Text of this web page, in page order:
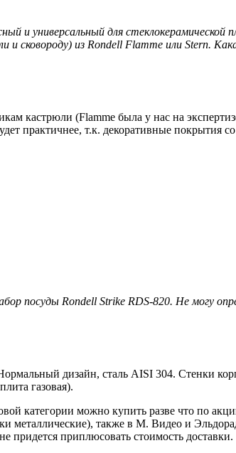
и универсальный для
и сковороду) из Rondell Flamme или Stern.
кастрюли (Flamme была у нас на
практичнее, т.к. декоративные покрытия
посуды Rondell Strike RDS-820. Не могу
дизайн, сталь AISI 304. Стенки
газовая).
категории можно купить разве что по
металлические), также в М. Видео и
придется приплюсовать стоимость доставки.